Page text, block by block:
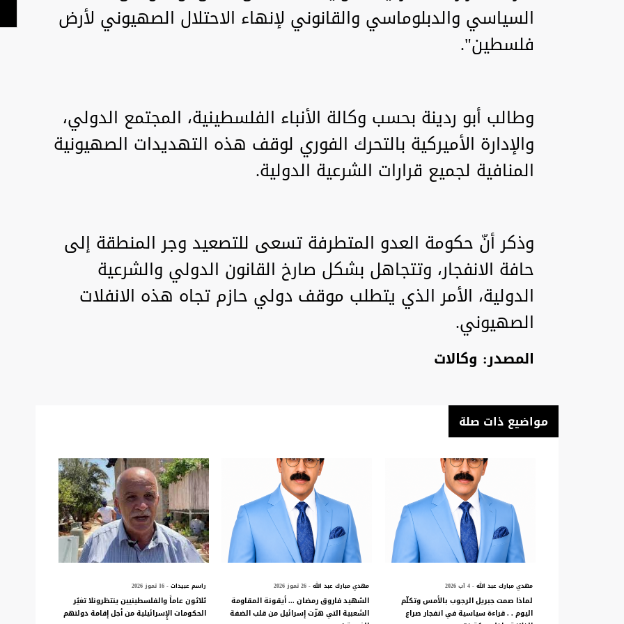
السياسي والدبلوماسي والقانوني لإنهاء الاحتلال الصهيوني لأرض
فلسطين".
وطالب أبو ردينة بحسب وكالة الأنباء الفلسطينية، المجتمع الدولي،
والإدارة الأميركية بالتحرك الفوري لوقف هذه التهديدات الصهيونية
المنافية لجميع قرارات الشرعية الدولية.
وذكر أنّ حكومة العدو المتطرفة تسعى للتصعيد وجر المنطقة إلى
حافة الانفجار، وتتجاهل بشكل صارخ القانون الدولي والشرعية
الدولية، الأمر الذي يتطلب موقف دولي حازم تجاه هذه الانفلات
الصهيوني.
المصدر: وكالات
مواضيع ذات صلة
مهدي مبارك عبد الله- 4 آب 2026
لماذا صمت جبريل الرجوب بالأمس وتكلّم
اليوم . . قراءة سياسية في انفجار صراع
مهدي مبارك عبد الله - 26 تموز 2026
الشهيد فاروق رمضان ... أيقونة المقاومة
الشعبية التي هزّت إسرائيل من قلب الضفة
راسم عبيدات- 16 تموز 2026
ثلاثون عاماً والفلسطينيين ينتظرونلا تغيُر
الحكومات الإٍسرائيلية من أجل إقامة دولتهم